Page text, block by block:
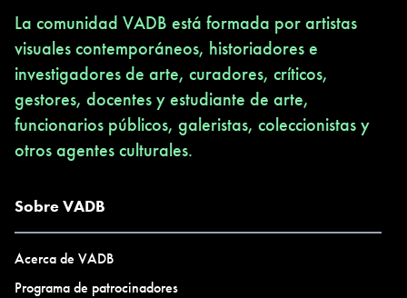
La comunidad VADB está formada por artistas
visuales contemporáneos, historiadores e
investigadores de arte, curadores, críticos,
gestores, docentes y estudiante de arte,
funcionarios públicos, galeristas, coleccionistas y
otros agentes culturales.
Sobre VADB
Acerca de VADB
Programa de patrocinadores